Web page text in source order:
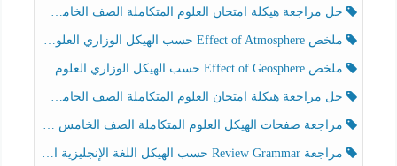
حل مراجعة هيكلة امتحان العلوم المتكاملة الصف الخامس انسبير الفصل الثالث
ملخص Effect of Atmosphere حسب الهيكل الوزاري العلوم المتكاملة الصف الخامس انسبير الفصل الثالث
ملخص Effect of Geosphere حسب الهيكل الوزاري العلوم المتكاملة الصف الخامس انسبير الفصل الثالث
حل مراجعة هيكلة امتحان العلوم المتكاملة الصف الخامس عام الفصل الثالث
مراجعة صفحات الهيكل العلوم المتكاملة الصف الخامس انسبير الفصل الثالث
مراجعة Review Grammar حسب الهيكل اللغة الإنجليزية الصف الخامس الفصل الثالث